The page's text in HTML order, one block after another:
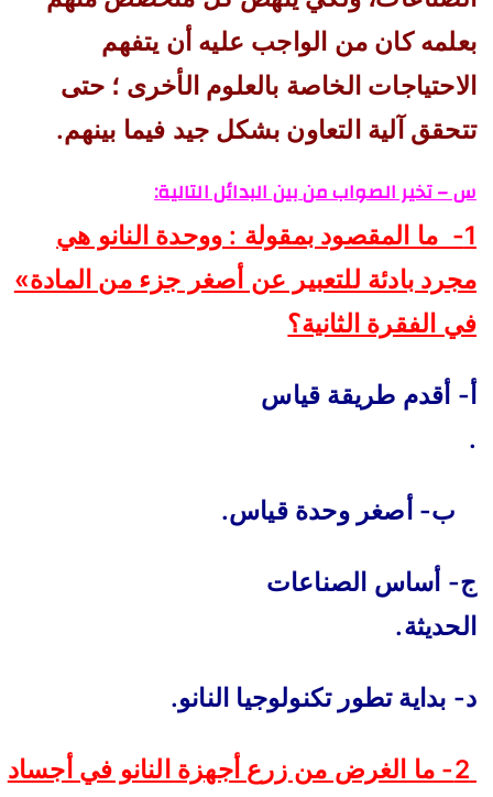
بعلمه كان من الواجب عليه أن يتفهم
الاحتياجات الخاصة بالعلوم الأخرى ؛ حتى
تتحقق آلية التعاون بشكل جيد فيما بينهم.
س – تخير الصواب من بين البدائل التالية:
1- ما المقصود بمقولة : ووحدة النانو هي
مجرد بادئة للتعبير عن أصغر جزء من المادة»
في الفقرة الثانية؟
أ- أقدم طريقة قياس
.
ب- أصغر وحدة قياس.
ج- أساس الصناعات
الحديثة.
د- بداية تطور تكنولوجيا النانو.
2- ما الغرض من زرع أجهزة النانو في أجساد